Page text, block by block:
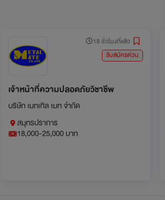
18 ชั่วโมงที่แล้ว
รับสมัครด่วน
เจ้าหน้าที่ความปลอดภัยวิชาชีพ
บริษัท เมทเทิล เมท จำกัด
สมุทรปราการ
18,000-25,000 บาท